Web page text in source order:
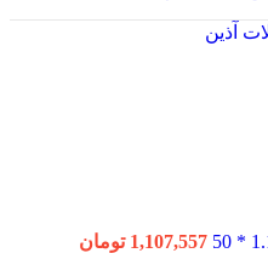
آذین
1,107,557 تومان